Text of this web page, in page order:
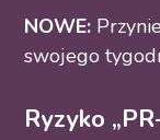
NOWE:
swojego
Ryzyko